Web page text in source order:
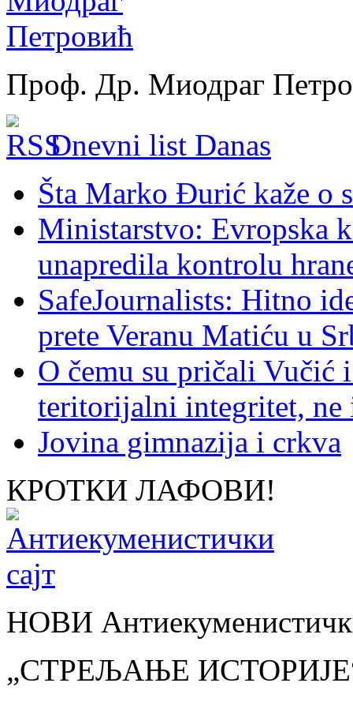
Проф. Др. Миодраг
Dnevni list Danas
Šta Marko Đurić kaže o
Ministarstvo: Evropska
unapredila kontrolu
SafeJournalists: Hitno
prete Veranu Matiću u
O čemu su pričali Vučić
teritorijalni integritet, ne
Jovina gimnazija i crkva
КРОТКИ ЛАФОВИ!
НОВИ
„СТРЕЉАЊЕ